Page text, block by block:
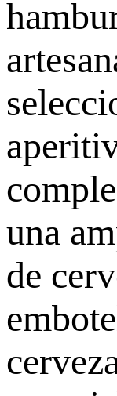
una
de